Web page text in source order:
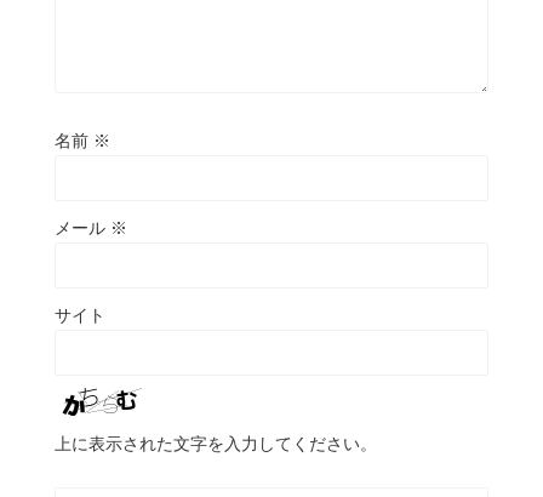
名前 ※
メール ※
サイト
上に表示された文字を入力してください。